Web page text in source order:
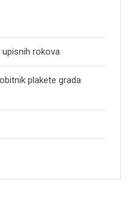
rokova
plakete grada